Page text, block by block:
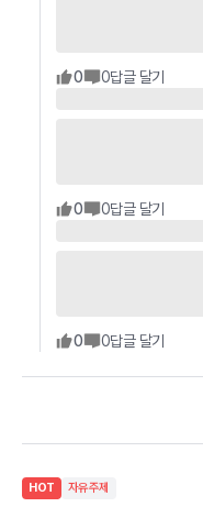
0 0답글 달기
0 0답글 달기
0 0답글 달기
HOT 자유주제